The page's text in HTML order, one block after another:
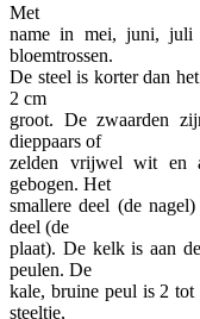
Met
name in mei, juni, juli
bloemtrossen.
De steel is korter dan
2 cm
groot. De zwaarden
dieppaars of
zelden vrijwel wit en
gebogen. Het
smallere deel (de
deel (de
plaat). De kelk is aan
peulen. De
kale, bruine peul is 2 tot
steeltje,